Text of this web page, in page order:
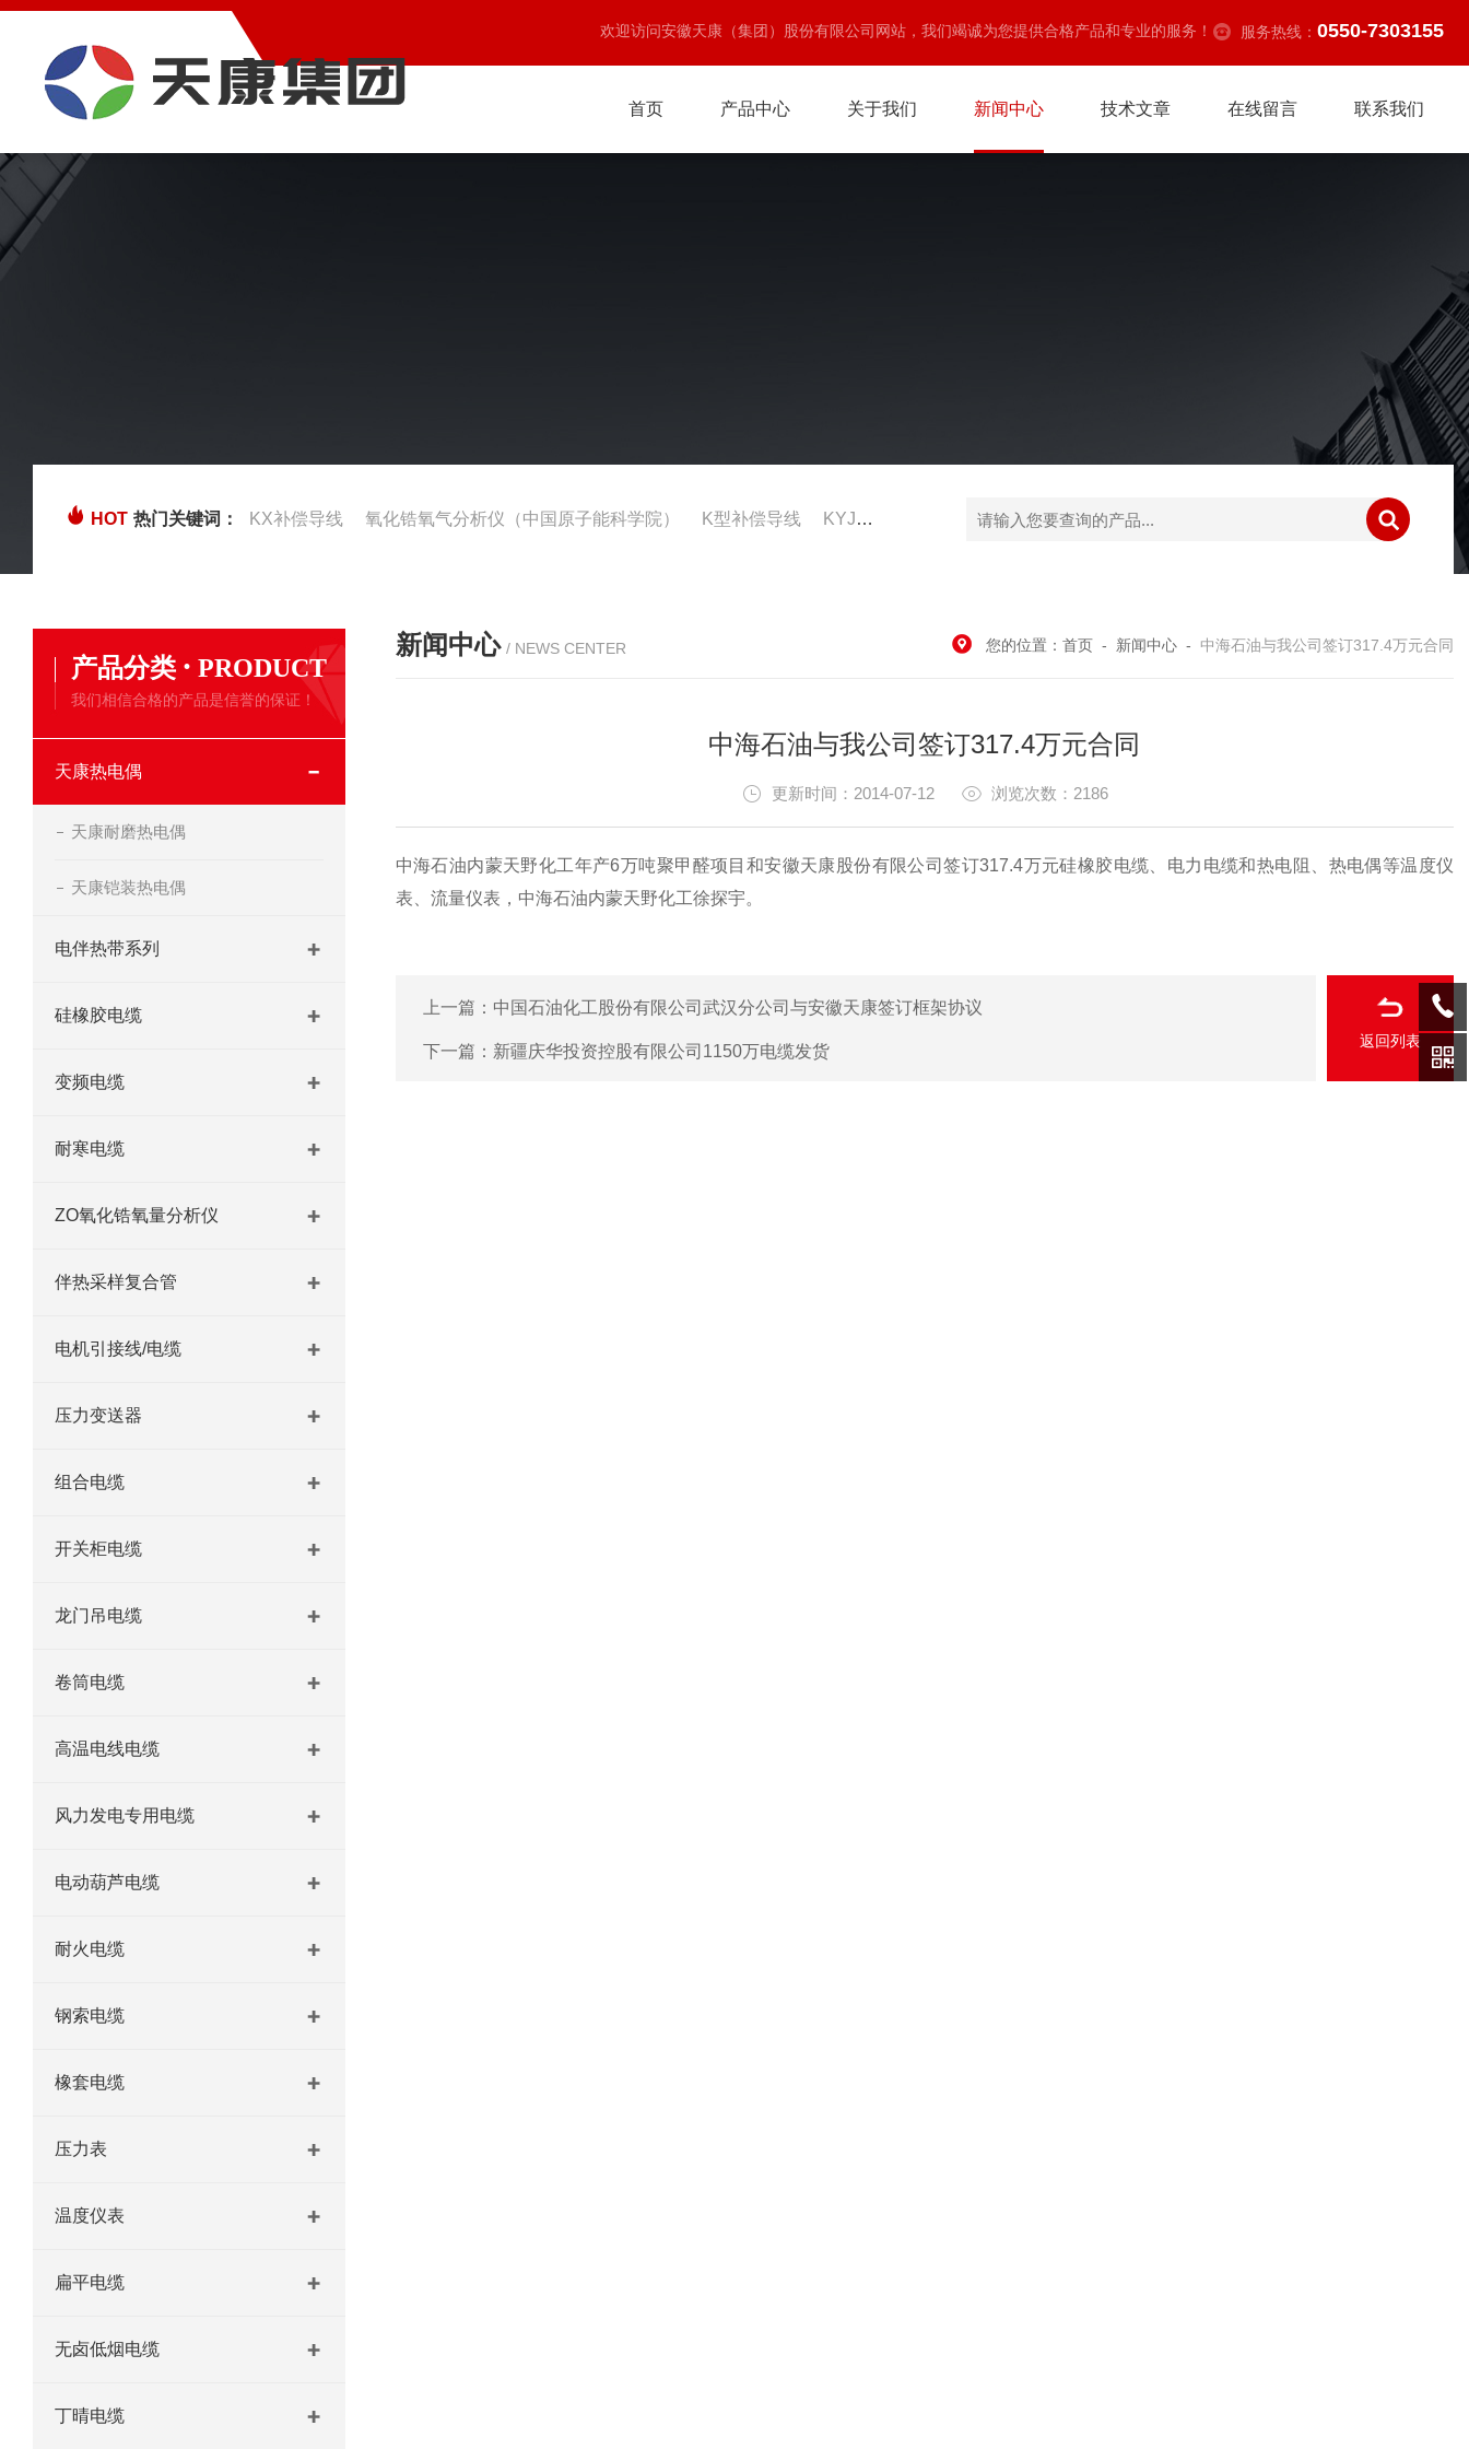
欢迎访问安徽天康（集团）股份有限公司网站，我们竭诚为您提供合格产品和专业的服务！ 服务热线： 0550-7303155
首页 产品中心 关于我们 新闻中心 技术文章 在线留言 联系我们
HOT 热门关键词： KX补偿导线 氧化锆氧气分析仪（中国原子能科学院） K型补偿导线 KYJV22控制电缆供应
产品分类 · PRODUCT
我们相信合格的产品是信誉的保证！
天康热电偶
天康耐磨热电偶
天康铠装热电偶
电伴热带系列
硅橡胶电缆
变频电缆
耐寒电缆
ZO氧化锆氧量分析仪
伴热采样复合管
电机引接线/电缆
压力变送器
组合电缆
开关柜电缆
龙门吊电缆
卷筒电缆
高温电线电缆
风力发电专用电缆
电动葫芦电缆
耐火电缆
钢索电缆
橡套电缆
压力表
温度仪表
扁平电缆
无卤低烟电缆
丁晴电缆
新闻中心 / NEWS CENTER 您的位置： 首页 - 新闻中心 - 中海石油与我公司签订317.4万元合同
中海石油与我公司签订317.4万元合同
更新时间：2014-07-12 浏览次数：2186
中海石油内蒙天野化工年产6万吨聚甲醛项目和安徽天康股份有限公司签订317.4万元硅橡胶电缆、电力电缆和热电阻、热电偶等温度仪
表、流量仪表， 中海石油内蒙天野化工徐探宇。
上一篇： 中国石油化工股份有限公司武汉分公司与安徽天康签订框架协议
下一篇： 新疆庆华投资控股有限公司1150万电缆发货
返回列表